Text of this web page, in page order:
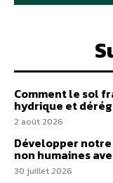
Comment le sol
hydrique et
2 août 2026
Développer
non humaines
30 juillet 2026